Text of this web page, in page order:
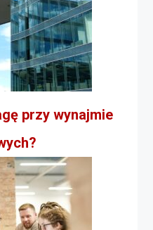
przy wynajmie